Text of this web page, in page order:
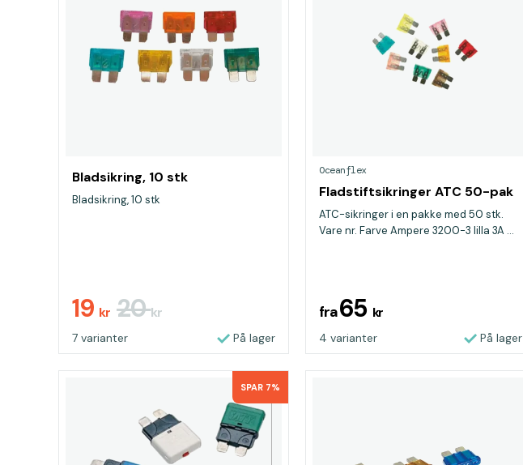
Bladsikring, 10 stk
Bladsikring, 10 stk
19 kr 20kr
7 varianter På lager
Oceanflex
Fladstiftsikringer ATC 50-pak
ATC-sikringer i en pakke med 50 stk.
Vare nr. Farve Ampere 3200-3 lilla 3A ...
fra65 kr
4 varianter På lager
SPAR 7%